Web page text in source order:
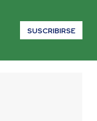
SUSCRIBIRSE